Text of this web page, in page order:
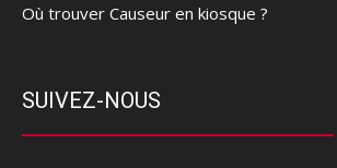
Où trouver Causeur en kiosque ?
SUIVEZ-NOUS